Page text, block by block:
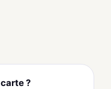
?